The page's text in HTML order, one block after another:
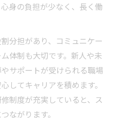
身の負担が少なく、長く働
分担があり、コミュニケー
体制も大切です。新人や未
サポートが受けられる職場
してキャリアを積めます。
制度が充実していると、ス
ながります。